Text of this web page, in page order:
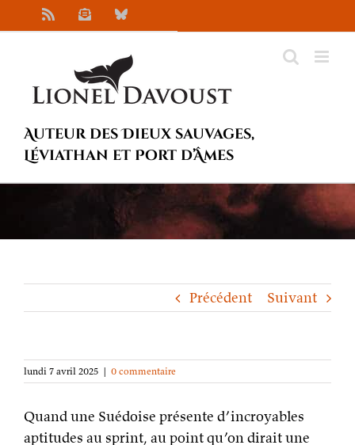
au
NewsletterBluesky
Auteur des Dieux sauvages,
Léviathan et Port d’Âmes
Précédent Suivant
lundi 7 avril 2025 | 0 commentaire
Quand une Suédoise présente d’incroyables
aptitudes au sprint, au point qu’on dirait une